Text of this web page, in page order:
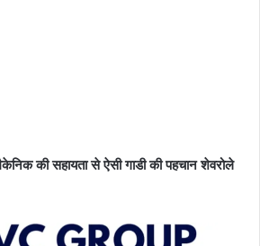
की सहायता से ऐसी गाडी की पहचान शेवरोले